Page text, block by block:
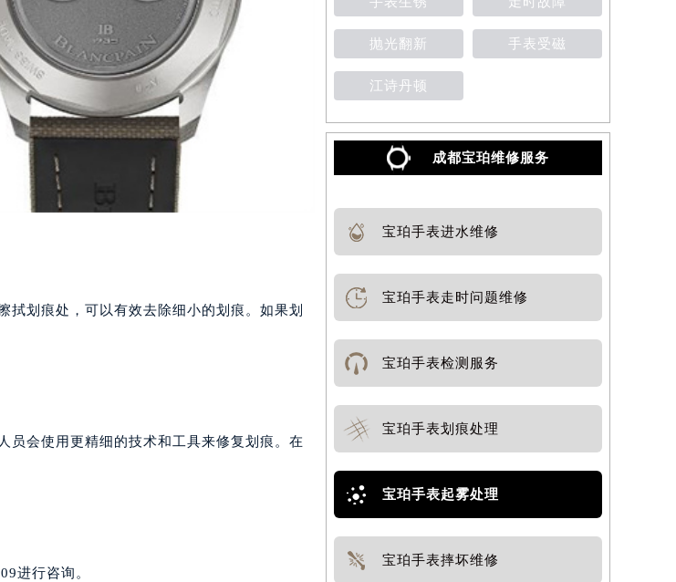
拭划痕处，可以有效去除细小的划痕。如果划
员会使用更精细的技术和工具来修复划痕。在
进行咨询。
抛光翻新 手表受磁
江诗丹顿
成都宝珀维修服务
宝珀手表进水维修
宝珀手表走时问题维修
宝珀手表检测服务
宝珀手表划痕处理
宝珀手表起雾处理
宝珀手表摔坏维修